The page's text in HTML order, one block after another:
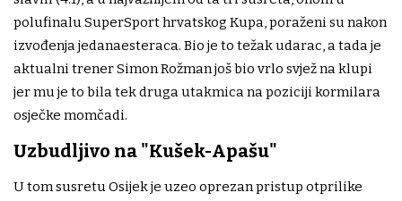
polufinalu SuperSport hrvatskog Kupa, poraženi su nakon
izvođenja jedanaesteraca. Bio je to težak udarac, a tada je
aktualni trener Simon Rožman još bio vrlo svjež na klupi
jer mu je to bila tek druga utakmica na poziciji kormilara
osječke momčadi.
Uzbudljivo na "Kušek-Apašu"
U tom susretu Osijek je uzeo oprezan pristup otprilike